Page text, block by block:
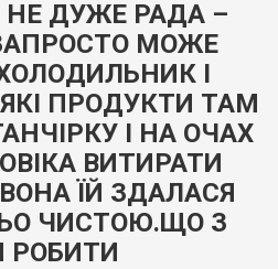
НЕ ДУЖЕ РАДА –
МОЖЕ
І
ПРОДУКТИ ТАМ
І НА ОЧАХ
ВИТИРАТИ
ЇЙ ЗДАЛАСЯ
ЧИСТОЮ.ЩО З
РОБИТИ